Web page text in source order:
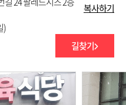
복사하기
)
길찾기